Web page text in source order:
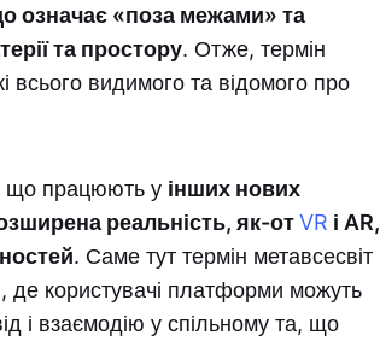
означає «поза межами» та
та простору. Отже, термін
всього видимого та відомого про
що працюють у інших нових
реальність, як-отVR і AR,
. Саме тут термін метавсесвіт
де користувачі платформи можуть
і взаємодію у спільному та, що